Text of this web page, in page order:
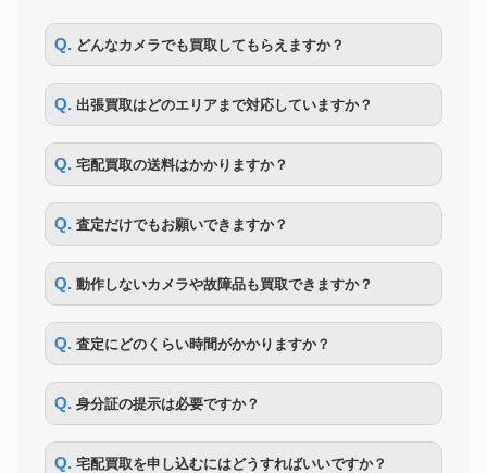
Nikon 191,000円
コンタックス
Contax コンタックス
二眼レフ
167,000円
ズノー 347,000円
OLYMPUS オリンパス
大量まとめて デジタルカメラ
Canon・SONY・Nikon・
Panasonic・FUJIFILMなど
SONY α7RⅤ ILCE-7RM5 ソ
ニー
一眼レフ
PENTAX ペンタックス 中判デ
ジタル一眼レフカメラ 645Z
Q. どんなカメラでも買取してもらえますか？
Q. 出張買取はどのエリアまで対応していますか？
Q. 宅配買取の送料はかかりますか？
Q. 査定だけでもお願いできますか？
Q. 動作しないカメラや故障品も買取できますか？
Q. 査定にどのくらい時間がかかりますか？
Q. 身分証の提示は必要ですか？
Q. 宅配買取を申し込むにはどうすればいいですか？